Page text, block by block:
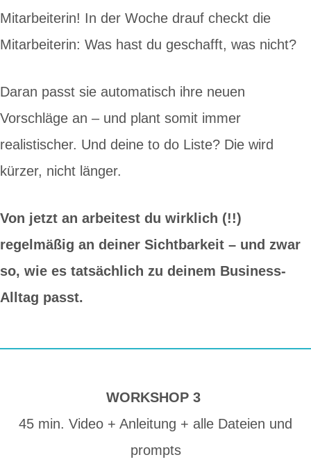
Mitarbeiterin! In der Woche drauf checkt die
Mitarbeiterin: Was hast du geschafft, was nicht?
Daran passt sie automatisch ihre neuen
Vorschläge an – und plant somit immer
realistischer. Und deine to do Liste? Die wird
kürzer, nicht länger.
Von jetzt an arbeitest du wirklich (!!)
regelmäßig an deiner Sichtbarkeit – und zwar
so, wie es tatsächlich zu deinem Business-
Alltag passt.
WORKSHOP 3
45 min. Video + Anleitung + alle Dateien und
prompts